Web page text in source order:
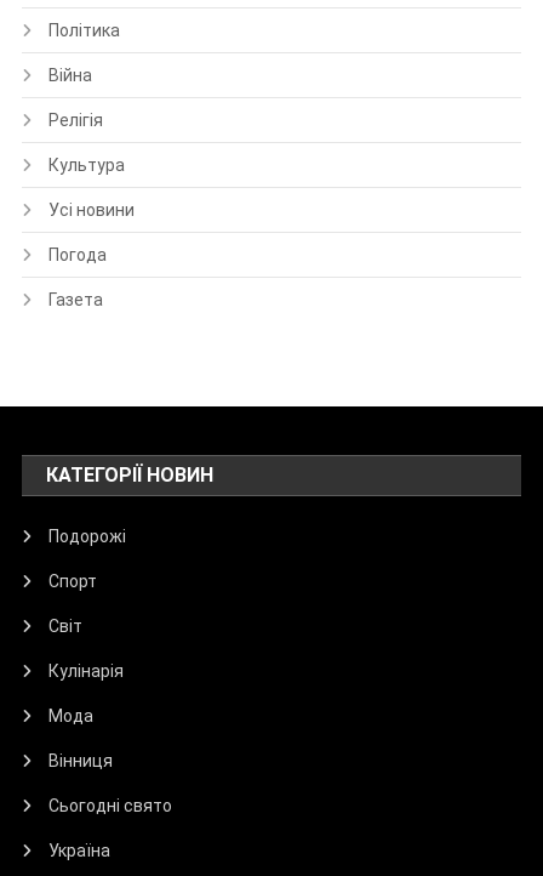
Політика
Війна
Релігія
Культура
Усі новини
Погода
Газета
КАТЕГОРІЇ НОВИН
Подорожі
Спорт
Світ
Кулінарія
Мода
Вінниця
Сьогодні свято
Україна